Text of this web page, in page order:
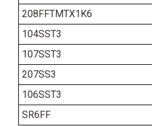
208FFTMTX1K6
104SST3
107SST3
207SS3
106SST3
SR6FF